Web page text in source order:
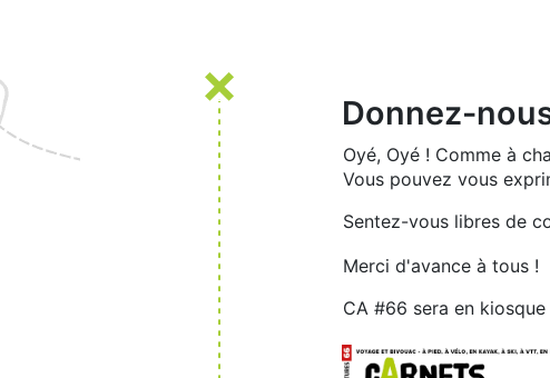
Donnez-
Oyé, Oyé ! Comme à
Vous pouvez vous
Sentez-vous libres de
Merci d'avance à tous !
CA #66 sera en